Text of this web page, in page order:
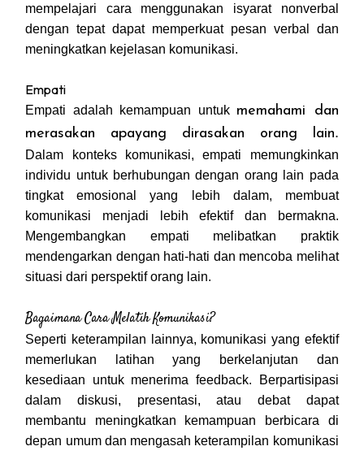
mempelajari cara menggunakan isyarat nonverbal
dengan tepat dapat memperkuat pesan verbal dan
meningkatkan kejelasan komunikasi.
Empati
Empati adalah kemampuan untuk memahami dan
merasakan apayang dirasakan orang lain.
Dalam konteks komunikasi, empati memungkinkan
individu untuk berhubungan dengan orang lain pada
tingkat emosional yang lebih dalam, membuat
komunikasi menjadi lebih efektif dan bermakna.
Mengembangkan empati melibatkan praktik
mendengarkan dengan hati-hati dan mencoba melihat
situasi dari perspektif orang lain.
Bagaimana Cara Melatih Komunikasi?
Seperti keterampilan lainnya, komunikasi yang efektif
memerlukan latihan yang berkelanjutan dan
kesediaan untuk menerima feedback. Berpartisipasi
dalam diskusi, presentasi, atau debat dapat
membantu meningkatkan kemampuan berbicara di
depan umum dan mengasah keterampilan komunikasi